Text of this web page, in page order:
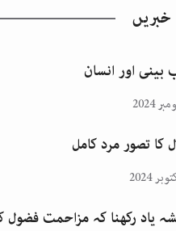
قائد اعظم
اقبالؒ
خبریں
بینی اور انسان
کا تصور مرد کامل
یاد رکھنا کہ مزاحمت فضول